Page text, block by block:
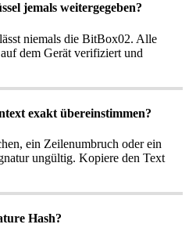
jemals weitergegeben?
niemals die BitBox02. Alle
dem Gerät verifiziert und
exakt übereinstimmen?
ein Zeilenumbruch oder ein
ungültig. Kopiere den Text
Hash?